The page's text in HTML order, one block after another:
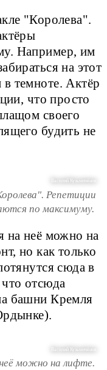
"Королева".
Например, им
на этот
темноте. Актёр
что просто
своего
будить не
Василий Кузьмичёнок
Репетиции
по максимуму.
на неё можно на
но как только
сюда в
отсюда
башни Кремля
Василий Кузьмичёнок
можно на лифте.